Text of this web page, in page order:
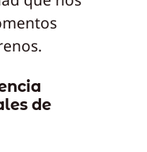
de